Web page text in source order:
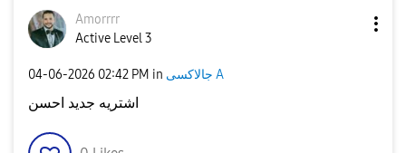
Amorrrr
Active Level 3
‎04-06-2026 02:42 PM in جالاكسى A
اشتريه جديد احسن